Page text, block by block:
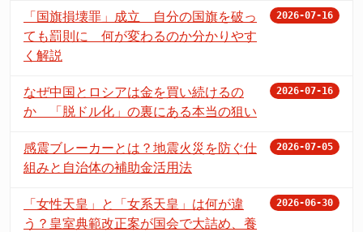
「国旗損壊罪」成立 自分の国旗を破っ
ても罰則に 何が変わるのか分かりやす
く解説
2026-07-16
なぜ中国とロシアは金を買い続けるの
か 「脱ドル化」の裏にある本当の狙い
2026-07-16
感震ブレーカーとは？地震火災を防ぐ仕
組みと自治体の補助金活用法
2026-07-05
「女性天皇」と「女系天皇」は何が違
う？皇室典範改正案が国会で大詰め、養
2026-06-30